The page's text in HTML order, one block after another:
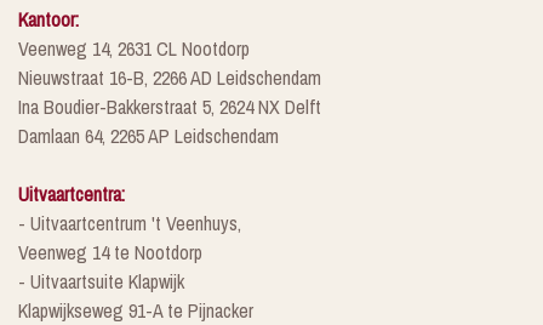
Kantoor:
Veenweg 14, 2631 CL Nootdorp
Nieuwstraat 16-B, 2266 AD Leidschendam
Ina Boudier-Bakkerstraat 5, 2624 NX Delft
Damlaan 64, 2265 AP Leidschendam
Uitvaartcentra:
- Uitvaartcentrum 't Veenhuys,
Veenweg 14 te Nootdorp
- Uitvaartsuite Klapwijk
Klapwijkseweg 91-A te Pijnacker